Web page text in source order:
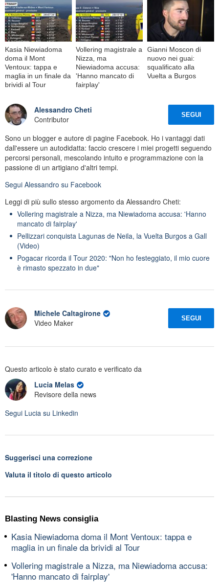
Kasia Niewiadoma
doma il Mont
Ventoux: tappa e
maglia in un finale da
brividi al Tour
Vollering magistrale a
Nizza, ma
Niewiadoma accusa:
'Hanno mancato di
fairplay'
Gianni Moscon di
nuovo nei guai:
squalificato alla
Vuelta a Burgos
Alessandro Cheti
Contributor
SEGUI
Sono un blogger e autore di pagine Facebook. Ho i vantaggi dati
dall'essere un autodidatta: faccio crescere i miei progetti seguendo
percorsi personali, mescolando intuito e programmazione con la
passione di un artigiano d'altri tempi.
Segui Alessandro su Facebook
Leggi di più sullo stesso argomento da Alessandro Cheti:
Vollering magistrale a Nizza, ma Niewiadoma accusa: 'Hanno
mancato di fairplay'
Pellizzari conquista Lagunas de Neila, la Vuelta Burgos a Gall
(Video)
Pogacar ricorda il Tour 2020: "Non ho festeggiato, il mio cuore
è rimasto spezzato in due"
Michele Caltagirone
Video Maker
SEGUI
Questo articolo è stato curato e verificato da
Lucia Melas
Revisore della news
Segui Lucia su Linkedin
Suggerisci una correzione
Valuta il titolo di questo articolo
Blasting News consiglia
Kasia Niewiadoma doma il Mont Ventoux: tappa e
maglia in un finale da brividi al Tour
Vollering magistrale a Nizza, ma Niewiadoma accusa:
'Hanno mancato di fairplay'